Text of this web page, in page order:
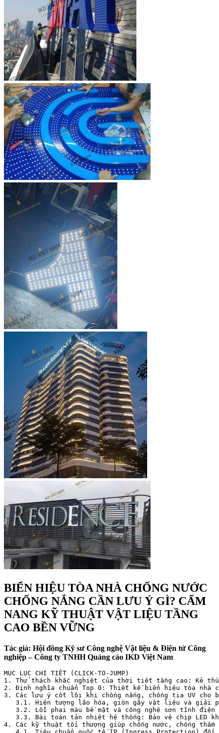
BIỂN HIỆU TÒA NHÀ CHỐNG NƯỚC
CHỐNG NẮNG CẦN LƯU Ý GÌ? CẨM
NANG KỸ THUẬT VẬT LIỆU TẦNG
CAO BỀN VỮNG
Tác giả: Hội đồng Kỹ sư Công nghệ Vật liệu & Điện tử Công
nghiệp – Công ty TNHH Quảng cáo IKD Việt Nam
MỤC LỤC CHI TIẾT (CLICK-TO-JUMP)
1. Thử thách khắc nghiệt của thời tiết tầng cao: Kẻ
2. Định nghĩa chuẩn Top 0: Thiết kế biển hiệu tòa nhà
3. Các lưu ý cốt lõi khi chống nắng, chống tia UV cho
3.1. Hiện tượng lão hóa, giòn gãy vật liệu và giải
3.2. Lỗi phai màu bề mặt và công nghệ sơn tĩnh điện
3.3. Bài toán tản nhiệt hệ thống: Bảo vệ chip LED
4. Các kỹ thuật tối thượng giúp chống nước, chống